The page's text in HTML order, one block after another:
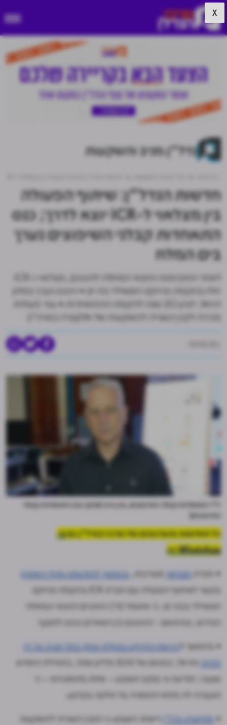
נדל"ן מניב והשקעות
חדשות הנדל"ן: שיתוף הפעולה
בין מצלאוי ל-ICR יוצא לדרך; כנס
התאחדות קבלני השיפוצים נערך
בים המלח
לאחר התקיימות התנאי המתלה להסכם, מצלאוי ו-ICR
יחלו בהקמת פרויקט רוטשילד בת ים • הכנס נערך במלון
דניאל, לציון 20 שנה להקמת ההתאחדות • עוד פעולות
מכירה לקרן השנייה להשקעות של אלקטרה בארה"ב
יו"ר התאחדות קבלני השיפוצים, ערן סיב (מתוך כנס התאחדות קבלני
השיפוצים)
כל החדשות והעדכונים של מרכז הנדל"ן גםב-
WhatsApp >>
• חברתמצלאוי מעדכנת,בהמשך להודעתה מיולי האחרון
בקשר לשיתוף הפעולה עם חברת ICR בהקמת פרויקט
רוטשילד בבת ים, כי אתמול (ה') התקיים התנאי המתלה
הנדרש, ובהתאם - ההסכם בין השתיים נכנס לתוקף.
• בהמשך לרכישת הקרקע בנחלת יצחק בתל אביב על ידי
תדהר
והראל, בסכום של 505 מיליון שקל, בתחילת החודש
שעבר, הודיעה ווי בוקס השבוע – אחת מהמוכרות – כי
הועברה לה מלוא התמורה על חלקה בקרקע.
•אלקטרה נדל"ן
דיווחה השבוע כי הקרן השנייה להשקעות
X